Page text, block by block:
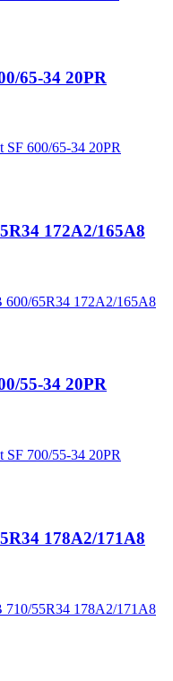
65-34 20PR
172A2/165A8
55-34 20PR
178A2/171A8